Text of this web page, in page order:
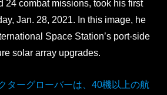
24 combat missions, took his first
Jan. 28, 2021. In this image, he
Space Station’s port-side
solar array upgrades.
ターグローバーは、40機以上の航